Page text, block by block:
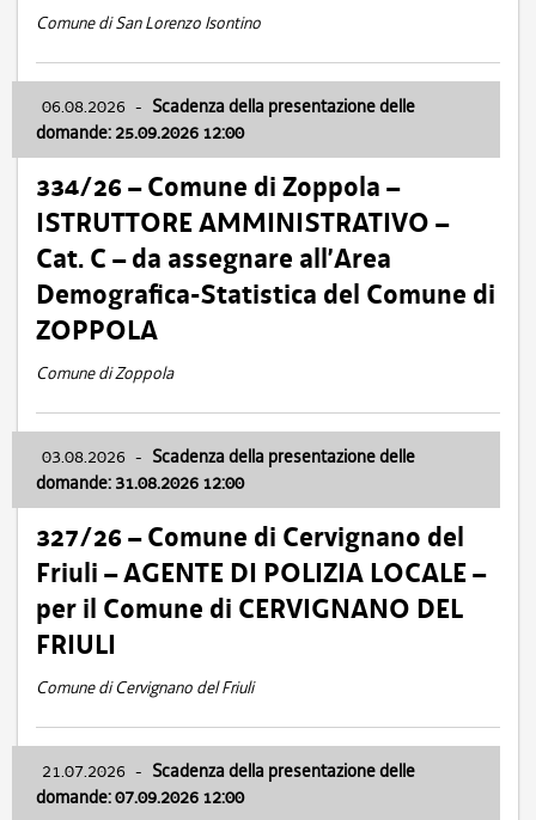
Comune di San Lorenzo Isontino
06.08.2026 - Scadenza della presentazione delle
domande: 25.09.2026 12:00
334/26 – Comune di Zoppola –
ISTRUTTORE AMMINISTRATIVO –
Cat. C – da assegnare all’Area
Demografica-Statistica del Comune di
ZOPPOLA
Comune di Zoppola
03.08.2026 - Scadenza della presentazione delle
domande: 31.08.2026 12:00
327/26 – Comune di Cervignano del
Friuli – AGENTE DI POLIZIA LOCALE –
per il Comune di CERVIGNANO DEL
FRIULI
Comune di Cervignano del Friuli
21.07.2026 - Scadenza della presentazione delle
domande: 07.09.2026 12:00